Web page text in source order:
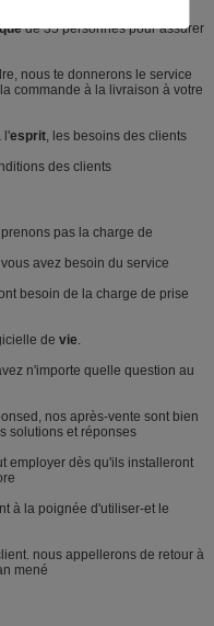
de 35 personnes pour assurer
nous te donnerons le service
commande à la livraison à votre
l'esprit, les besoins des clients
des clients
pas la charge de
avez besoin du service
besoin de la charge de prise
de vie.
n'importe quelle question au
nos après-vente sont bien
solutions et réponses
employer dès qu'ils installeront
à la poignée d'utiliser-et le
nous appellerons de retour à
mené